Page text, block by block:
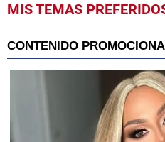
MIS TEMAS